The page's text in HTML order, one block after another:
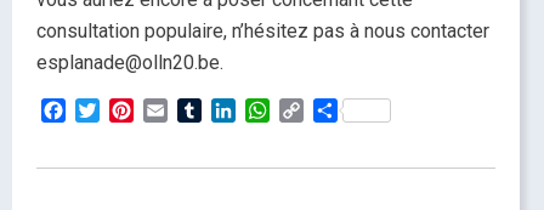
consultation populaire, n’hésitez pas à nous contacter
esplanade@olln20.be.
Facebook
TwitterPinterest
Email TumblrLinkedInWhatsApp
CopyPartager